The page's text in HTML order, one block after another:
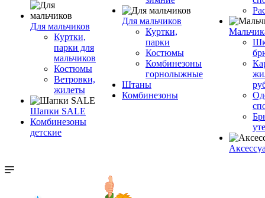
Для мальчиков
Куртки,
парки для
мальчиков
Костюмы
Ветровки,
жилеты
Шапки SALE
Комбинезоны
детские
Для мальчиков
Куртки,
парки
Костюмы
Комбинезоны
горнолыжные
Штаны
Комбинезоны